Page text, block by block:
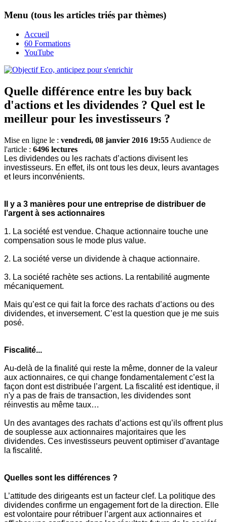
Menu (tous les articles triés par thèmes)
Accueil
60 Formations
YouTube
Quelle différence entre les buy back
d'actions et les dividendes ? Quel est le
meilleur pour les investisseurs ?
Mise en ligne le : vendredi, 08 janvier 2016 19:55 Audience de
l'article : 6496 lectures
Les dividendes ou les rachats d’actions divisent les
investisseurs. En effet, ils ont tous les deux, leurs avantages
et leurs inconvénients.
Il y a 3 manières pour une entreprise de distribuer de
l’argent à ses actionnaires
1. La société est vendue. Chaque actionnaire touche une
compensation sous le mode plus value.
2. La société verse un dividende à chaque actionnaire.
3. La société rachète ses actions. La rentabilité augmente
mécaniquement.
Mais qu’est ce qui fait la force des rachats d’actions ou des
dividendes, et inversement. C’est la question que je me suis
posé.
Fiscalité...
Au-delà de la finalité qui reste la même, donner de la valeur
aux actionnaires, ce qui change fondamentalement c’est la
façon dont est distribuée l’argent. La fiscalité est identique, il
n'y a pas de frais de transaction, les dividendes sont
réinvestis au même taux…
Un des avantages des rachats d’actions est qu’ils offrent plus
de souplesse aux actionnaires majoritaires que les
dividendes. Ces investisseurs peuvent optimiser d’avantage
la fiscalité.
Quelles sont les différences ?
L’attitude des dirigeants est un facteur clef. La politique des
dividendes confirme un engagement fort de la direction. Elle
est volontaire pour rétribuer l’argent aux actionnaires et